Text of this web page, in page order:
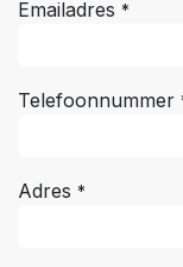
Emailadres *
Telefoonnummer
Adres *